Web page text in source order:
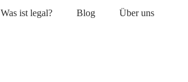
Was ist legal? Blog Über uns